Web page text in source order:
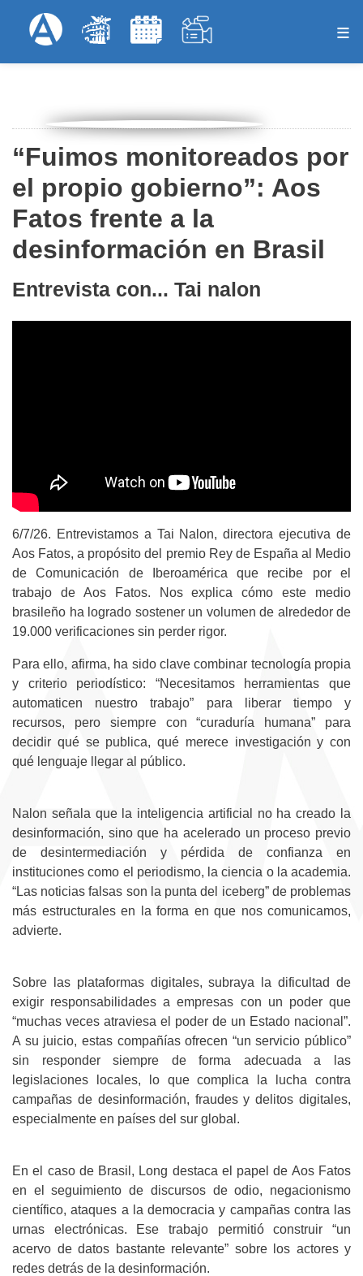
al
Menú Superior
“Fuimos monitoreados por
el propio gobierno”: Aos
Fatos frente a la
desinformación en Brasil
Entrevista con... Tai nalon
6/7/26. Entrevistamos a Tai Nalon, directora ejecutiva de
Aos Fatos, a propósito del premio Rey de España al Medio
de Comunicación de Iberoamérica que recibe por el
trabajo de Aos Fatos. Nos explica cómo este medio
brasileño ha logrado sostener un volumen de alrededor de
19.000 verificaciones sin perder rigor.
Para ello, afirma, ha sido clave combinar tecnología propia
y criterio periodístico: “Necesitamos herramientas que
automaticen nuestro trabajo” para liberar tiempo y
recursos, pero siempre con “curaduría humana” para
decidir qué se publica, qué merece investigación y con
qué lenguaje llegar al público.
Nalon señala que la inteligencia artificial no ha creado la
desinformación, sino que ha acelerado un proceso previo
de desintermediación y pérdida de confianza en
instituciones como el periodismo, la ciencia o la academia.
“Las noticias falsas son la punta del iceberg” de problemas
más estructurales en la forma en que nos comunicamos,
advierte.
Sobre las plataformas digitales, subraya la dificultad de
exigir responsabilidades a empresas con un poder que
“muchas veces atraviesa el poder de un Estado nacional”.
A su juicio, estas compañías ofrecen “un servicio público”
sin responder siempre de forma adecuada a las
legislaciones locales, lo que complica la lucha contra
campañas de desinformación, fraudes y delitos digitales,
especialmente en países del sur global.
En el caso de Brasil, Long destaca el papel de Aos Fatos
en el seguimiento de discursos de odio, negacionismo
científico, ataques a la democracia y campañas contra las
urnas electrónicas. Ese trabajo permitió construir “un
acervo de datos bastante relevante” sobre los actores y
redes detrás de la desinformación.